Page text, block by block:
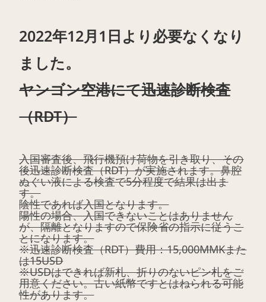
2022年12月1日より必要なくなり
ました。
ヤンゴン空港にて迅速診断検査
（RDT）
入国審査後、飛行機預け荷物を引き取り、その
後迅速診断検査（RDT）が実施されます。鼻腔
ぬぐい液による検査で5分程度で結果は出ま
す。
陰性であれば入国となります。
陽性の場合、入国できないことはありません
が、隔離となりますので保険省の指示に従うこ
とになります。
※迅速診断検査（RDT）費用：15,000MMKまた
は15USD
※USDはできれば新札、折りのないピン札をご
用意ください。古い紙幣ですとはねられる可能
性があります。